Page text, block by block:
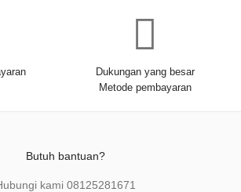
Dukungan yang besar
Metode pembayaran
Butuh bantuan?
kami 08125281671